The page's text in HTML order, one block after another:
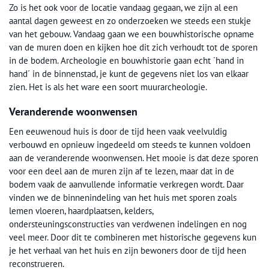
Zo is het ook voor de locatie vandaag gegaan, we zijn al een
aantal dagen geweest en zo onderzoeken we steeds een stukje
van het gebouw. Vandaag gaan we een bouwhistorische opname
van de muren doen en kijken hoe dit zich verhoudt tot de sporen
in de bodem. Archeologie en bouwhistorie gaan echt ´hand in
hand´ in de binnenstad, je kunt de gegevens niet los van elkaar
zien. Het is als het ware een soort muurarcheologie.
Veranderende woonwensen
Een eeuwenoud huis is door de tijd heen vaak veelvuldig
verbouwd en opnieuw ingedeeld om steeds te kunnen voldoen
aan de veranderende woonwensen. Het mooie is dat deze sporen
voor een deel aan de muren zijn af te lezen, maar dat in de
bodem vaak de aanvullende informatie verkregen wordt. Daar
vinden we de binnenindeling van het huis met sporen zoals
lemen vloeren, haardplaatsen, kelders,
ondersteuningsconstructies van verdwenen indelingen en nog
veel meer. Door dit te combineren met historische gegevens kun
je het verhaal van het huis en zijn bewoners door de tijd heen
reconstrueren.